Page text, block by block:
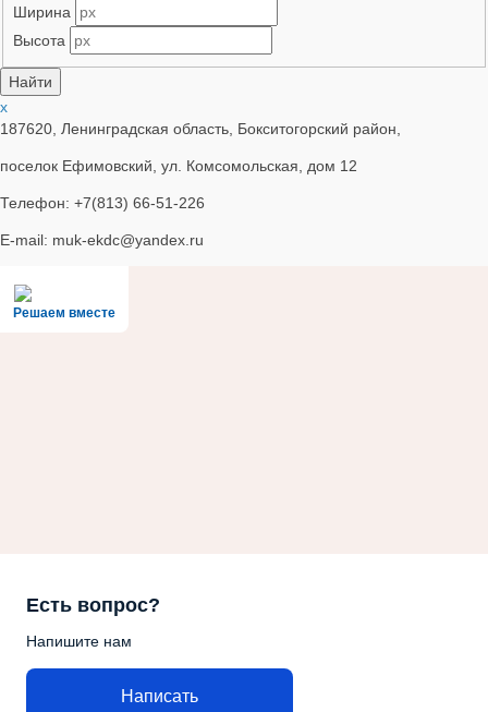
Ширина
Высота
x
187620, Ленинградская область, Бокситогорский район,
поселок Ефимовский, ул. Комсомольская, дом 12
Телефон: +7(813) 66-51-226
E-mail: muk-ekdc@yandex.ru
Решаем вместе
Есть вопрос?
Напишите нам
Написать